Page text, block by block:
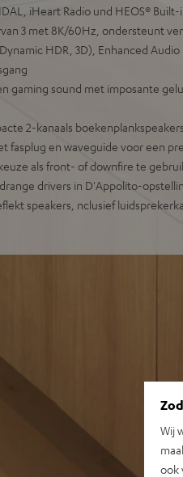
iHeart Radio und HEOS® Built-
3 met 8K/60Hz, ondersteunt
HDR, 3D), Enhanced
gaming sound met imposante
2-kanaals
fasplug en waveguide voor een
als front- of downfire te
drivers in D'Appolito-
speakers, nclusief
Wij
ook